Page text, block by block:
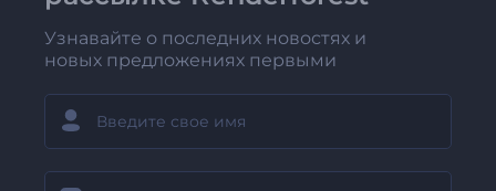
Узнавайте о последних новостях и
новых предложениях первыми